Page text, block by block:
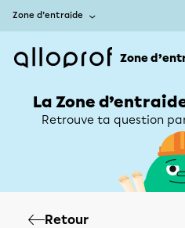
Zone d’entraide
Zone
La Zone
Retrouve ta question
Retour